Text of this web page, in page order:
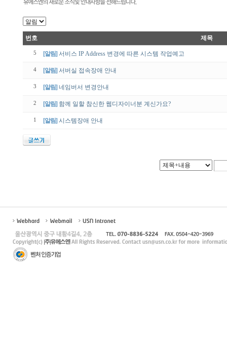
번호 제목
5 [알림] 서비스 IP Address 변경에 따른 시스템 작업예고
4 [알림] 서버실 접속장애 안내
3 [알림] 네임버서 변경안내
2 [알림] 함께 일할 참신한 웹디자이너분 계신가요?
1 [알림] 시스템장애 안내